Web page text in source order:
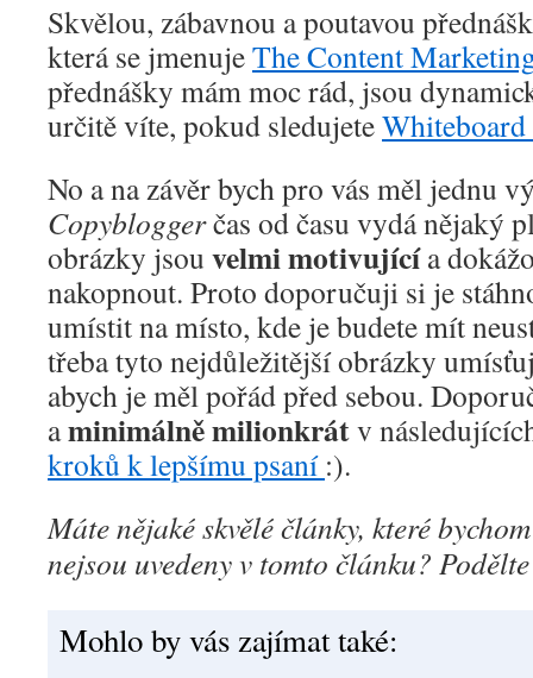
Skvělou, zábavnou a poutavou
která se jmenujeThe Content
přednášky mám moc rád, jsou
určitě víte, pokud sledujete
No a na závěr bych pro vás měl jednu
Copybloggerčas od času vydá nějaký
obrázky jsou velmi motivujícía
nakopnout. Proto doporučuji si je
umístit na místo, kde je budete mít
třeba tyto nejdůležitější obrázky
abych je měl pořád před sebou.
aminimálně milionkrátv
kroků k lepšímu psaní :).
Máte nějaké skvělé články, které
nejsou uvedeny v tomto článku?
Mohlo by vás zajímat také: